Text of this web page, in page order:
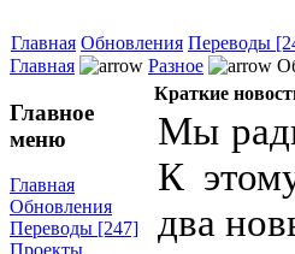
Главная Обновления Переводы
Главная
Разное
Главное
меню
Главная
Обновления
Переводы [247]
Краткие
Мы
К
два